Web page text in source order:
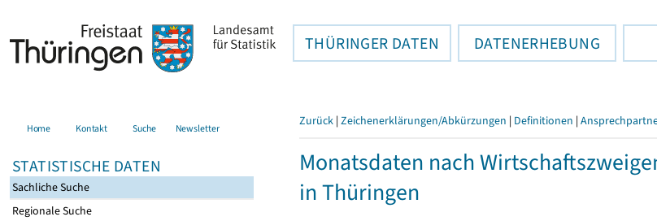
THÜRINGER DATEN DATENERHEBUNG
Home Kontakt Suche Newsletter
STATISTISCHE DATEN
Sachliche Suche
Regionale Suche
Zurück | Zeichenerklärungen/Abkürzungen | Definitionen |
Monatsdaten nach
in Thüringen